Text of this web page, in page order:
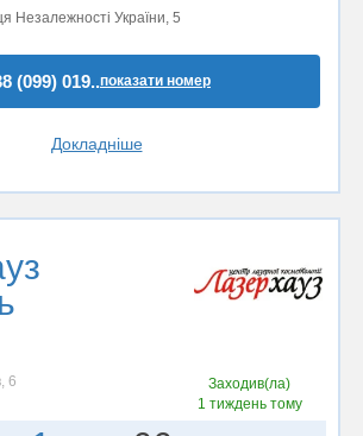
Незалежності України, 5
(099) 019..показати номер
Докладніше
6
Заходив(ла)
1 тиждень тому